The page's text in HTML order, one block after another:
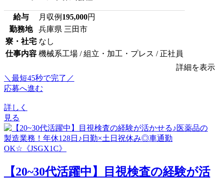
給与 月収例 195,000円
勤務地
兵庫県 三田市
寮・社宅 なし
仕事内容 機械系工場 / 組立・加工・プレス / 正社員
詳細を表示
＼最短45秒で完了／
応募へ進む
詳しく
見る
【20~30代活躍中】目視検査の経験が活